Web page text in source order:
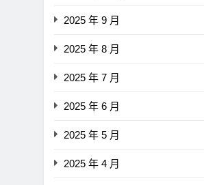
2025 年 9 月
2025 年 8 月
2025 年 7 月
2025 年 6 月
2025 年 5 月
2025 年 4 月